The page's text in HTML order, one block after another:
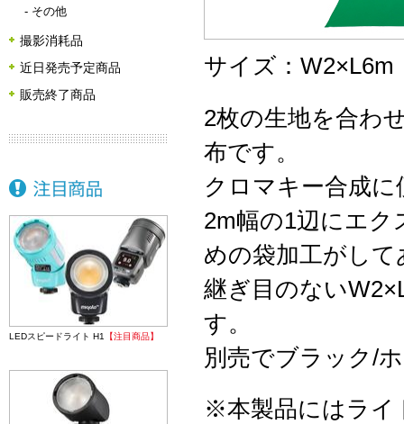
サイズ：W2×L6m
2枚の生地を合わ
布です。
クロマキー合成
2m幅の1辺にエ
めの袋加工がし
継ぎ目のない
す。
別売でブラック/
※本製品にはライ
- その他
撮影消耗品
近日発売予定商品
販売終了商品
LEDスピードライト H1 【注目商品】